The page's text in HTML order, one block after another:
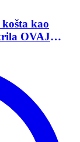
kao
OVAJ